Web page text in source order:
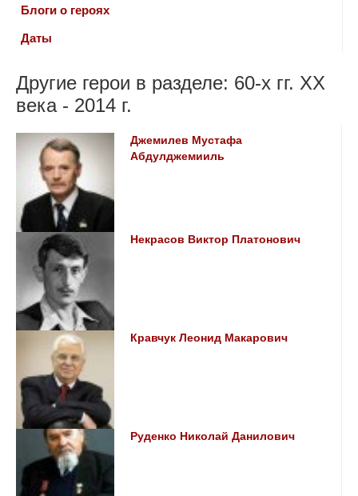
Блоги о героях
Даты
Другие герои в разделе: 60-х гг. ХХ
века - 2014 г.
Джемилев Мустафа
Абдулджемииль
Некрасов Виктор Платонович
Кравчук Леонид Макарович
Руденко Николай Данилович